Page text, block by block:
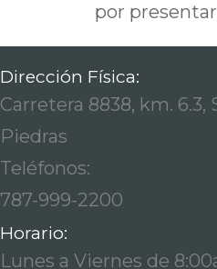
por
Dirección Física:
Carretera 8838, km. 6.3,
Piedras
Teléfonos:
787-999-2200
Horario:
Lunes a Viernes de